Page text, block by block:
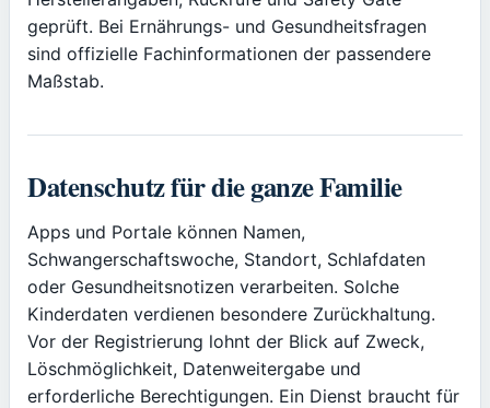
geprüft. Bei Ernährungs- und Gesundheitsfragen
sind offizielle Fachinformationen der passendere
Maßstab.
Datenschutz für die ganze Familie
Apps und Portale können Namen,
Schwangerschaftswoche, Standort, Schlafdaten
oder Gesundheitsnotizen verarbeiten. Solche
Kinderdaten verdienen besondere Zurückhaltung.
Vor der Registrierung lohnt der Blick auf Zweck,
Löschmöglichkeit, Datenweitergabe und
erforderliche Berechtigungen. Ein Dienst braucht für